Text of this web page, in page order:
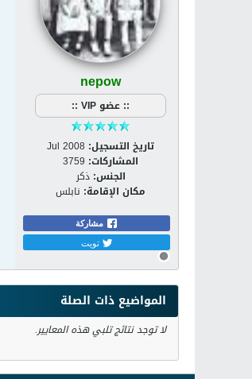
nepow
:: عضو VIP ::
تاريخ التسجيل: Jul 2008
المشاركات: 3759
الجنس: ذكر
مكان الإقامة: نابلس
مشاركة
تويت
المواضيع ذات الصلة
لا توجد نتائج تلبي هذه المعايير.